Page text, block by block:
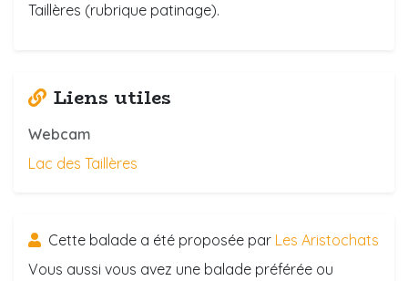
Taillères (rubrique patinage).
Liens utiles
Webcam
Lac des Taillères
Cette balade a été proposée par Les Aristochats
Vous aussi vous avez une balade préférée ou